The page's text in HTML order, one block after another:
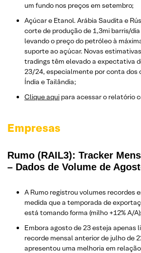
um fundo nos preços em setembro;
Açúcar e Etanol. Arábia Saudita e
corte de produção de 1,3mi barris/
levando o preço do petróleo à
suporte ao açúcar. Novas
tradings têm elevado a expectativa
23/24, especialmente por conta dos
Índia e Tailândia;
Clique aqui para acessar o relatório
Empresas
Rumo (RAIL3): Tracker
– Dados de Volume de
A Rumo registrou volumes recordes
medida que a temporada de
está tomando forma (milho +12% A/A);
Embora agosto de 23 esteja apenas
recorde mensal anterior de julho de
apresentou uma melhoria em relação